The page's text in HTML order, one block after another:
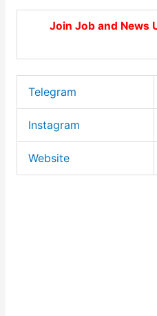
Join Job and News
Telegram
Instagram
Website